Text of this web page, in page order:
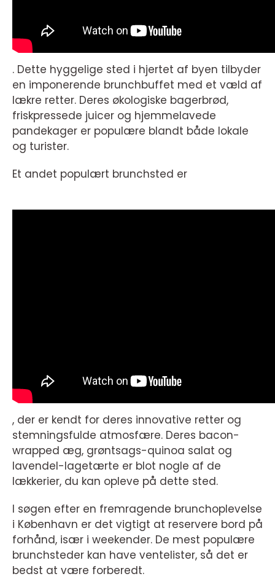
. Dette hyggelige sted i hjertet af byen tilbyder
en imponerende brunchbuffet med et væld af
lækre retter. Deres økologiske bagerbrød,
friskpressede juicer og hjemmelavede
pandekager er populære blandt både lokale
og turister.
Et andet populært brunchsted er
, der er kendt for deres innovative retter og
stemningsfulde atmosfære. Deres bacon-
wrapped æg, grøntsags-quinoa salat og
lavendel-lagetærte er blot nogle af de
lækkerier, du kan opleve på dette sted.
I søgen efter en fremragende brunchoplevelse
i København er det vigtigt at reservere bord på
forhånd, især i weekender. De mest populære
brunchsteder kan have ventelister, så det er
bedst at være forberedt.